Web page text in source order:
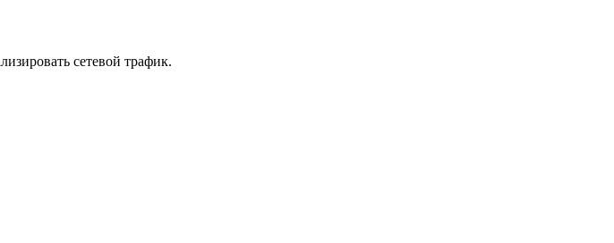
сетевой трафик.